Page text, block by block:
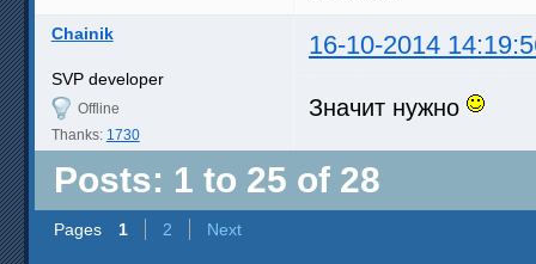
Chainik 16-10-2014
SVP developer
Offline
Thanks: 1730
Значит нужно
Posts: 1 to 25 of 28
Pages 1 2 Next